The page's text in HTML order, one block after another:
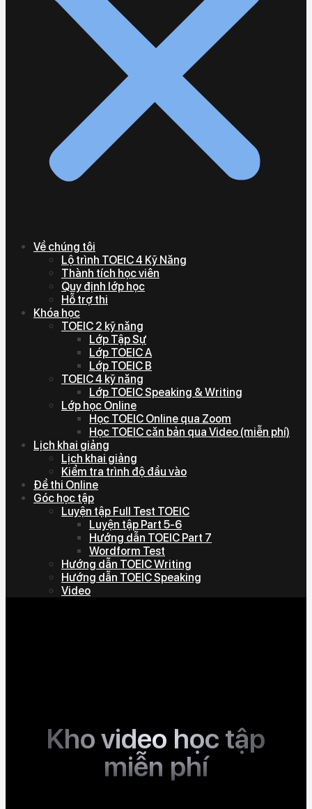
Về chúng tôi
Lộ trình TOEIC 4 Kỹ Năng
Thành tích học viên
Quy định lớp học
Hỗ trợ thi
Khóa học
TOEIC 2 kỹ năng
Lớp Tập Sự
Lớp TOEIC A
Lớp TOEIC B
TOEIC 4 kỹ năng
Lớp TOEIC Speaking & Writing
Lớp học Online
Học TOEIC Online qua Zoom
Học TOEIC căn bản qua Video (miễn phí)
Lịch khai giảng
Lịch khai giảng
Kiểm tra trình độ đầu vào
Đề thi Online
Góc học tập
Luyện tập Full Test TOEIC
Luyện tập Part 5-6
Hướng dẫn TOEIC Part 7
Wordform Test
Hướng dẫn TOEIC Writing
Hướng dẫn TOEIC Speaking
Video
Kho video học tập
miễn phí